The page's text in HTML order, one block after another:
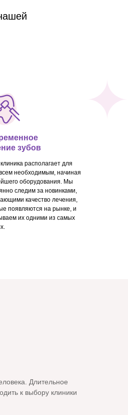
располагает для
необходимым, начиная
оборудования. Мы
следим за новинками,
качество лечения,
появляются на рынке, и
их одними из самых
зубов
Длительное
к выбору клиники